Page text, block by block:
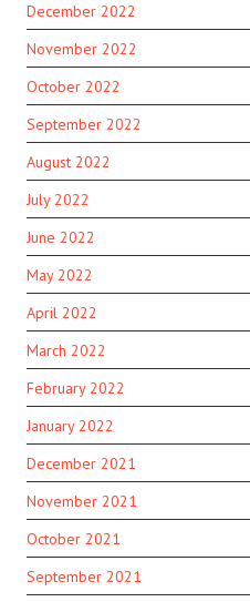
December 2022
November 2022
October 2022
September 2022
August 2022
July 2022
June 2022
May 2022
April 2022
March 2022
February 2022
January 2022
December 2021
November 2021
October 2021
September 2021